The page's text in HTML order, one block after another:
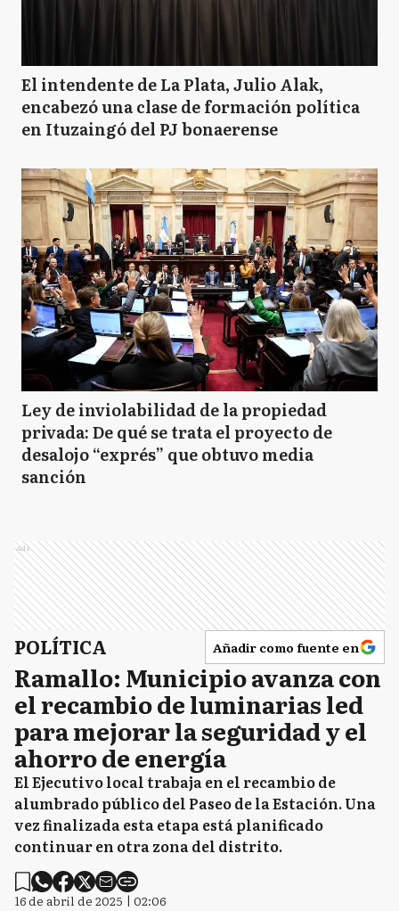
El intendente de La Plata, Julio Alak,
encabezó una clase de formación política
en Ituzaingó del PJ bonaerense
Ley de inviolabilidad de la propiedad
privada: De qué se trata el proyecto de
desalojo “exprés” que obtuvo media
sanción
Ads
POLÍTICA Añadir como fuente en
Ramallo: Municipio avanza con
el recambio de luminarias led
para mejorar la seguridad y el
ahorro de energía
El Ejecutivo local trabaja en el recambio de
alumbrado público del Paseo de la Estación. Una
vez finalizada esta etapa está planificado
continuar en otra zona del distrito.
16 de abril de 2025 | 02:06